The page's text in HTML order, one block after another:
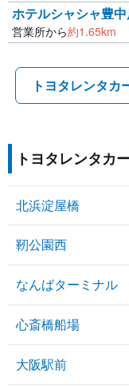
ホテルシャシャ豊
営業所から約1.65km
トヨタレンタカ
トヨタレンタカ
北浜淀屋橋
靭公園西
なんばターミナル
心斎橋船場
大阪駅前